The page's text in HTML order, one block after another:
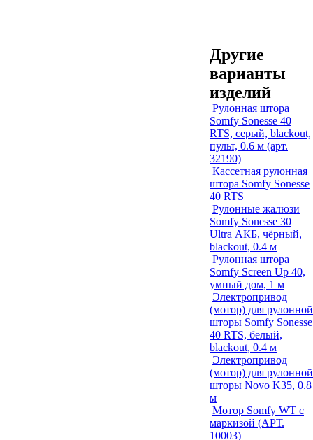
Другие
варианты
изделий
Рулонная штора
Somfy Sonesse 40
RTS, серый, blackout,
пульт, 0.6 м (арт.
32190)
Кассетная рулонная
штора Somfy Sonesse
40 RTS
Рулонные жалюзи
Somfy Sonesse 30
Ultra АКБ, чёрный,
blackout, 0.4 м
Рулонная штора
Somfy Screen Up 40,
умный дом, 1 м
Электропривод
(мотор) для рулонной
шторы Somfy Sonesse
40 RTS, белый,
blackout, 0.4 м
Электропривод
(мотор) для рулонной
шторы Novo K35, 0.8
м
Мотор Somfy WT с
маркизой (АРТ.
10003)